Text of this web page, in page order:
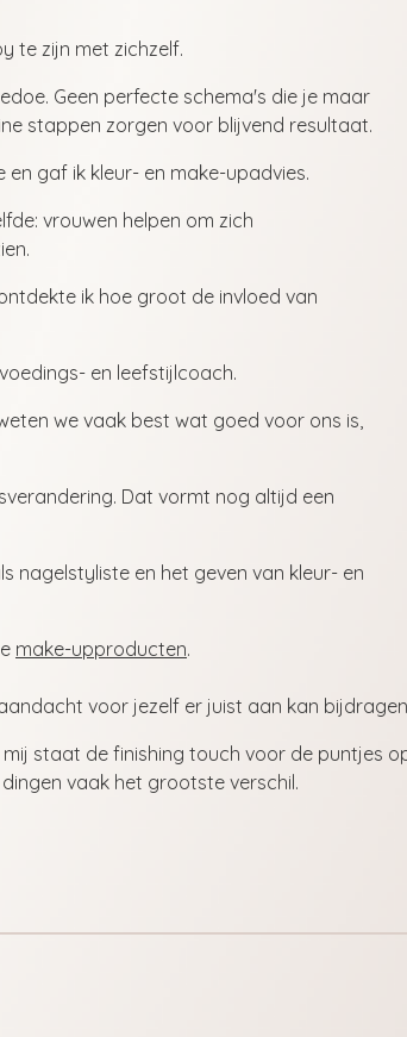
te zijn met zichzelf.
Geen perfecte schema's die je maar
stappen zorgen voor blijvend resultaat.
gaf ik kleur- en make-upadvies.
vrouwen helpen om zich
ik hoe groot de invloed van
en leefstijlcoach.
we vaak best wat goed voor ons is,
Dat vormt nog altijd een
nagelstyliste en het geven van kleur- en
make-upproducten.
voor jezelf er juist aan kan
staat de finishing touch voor de puntjes
vaak het grootste verschil.